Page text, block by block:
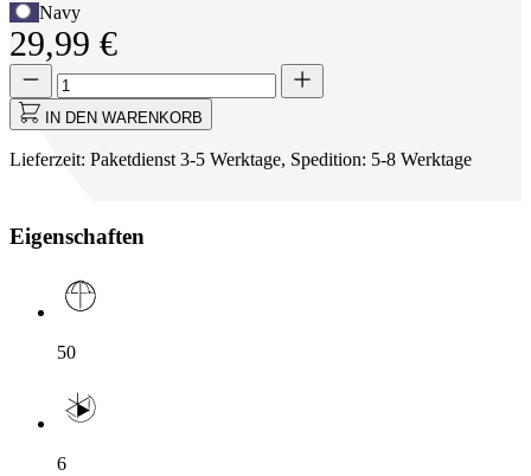
die
Tabulatortaste,
um
ersten
Auswahloption
zu
die
zwischen
Optionen
wechseln.
Navy
29,99 €
Menge
aktualisiert
auf
1
Menge
IN DEN WARENKORB
Lieferzeit: Paketdienst 3-5 Werktage, Spedition: 5-8 Werktage
Eigenschaften
50
6